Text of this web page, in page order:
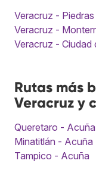
Veracruz -
Veracruz -
Veracruz - Ciudad
Rutas más
Veracruz y
Queretaro - Acuña
Minatitlán - Acuña
Tampico - Acuña